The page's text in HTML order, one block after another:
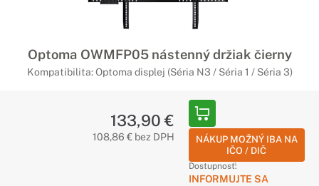
Optoma OWMFP05 nástenný držiak čierny
Kompatibilita: Optoma displej (Séria N3 / Séria 1 / Séria 3)
133,90 €
108,86 € bez DPH
NÁKUP MOŽNÝ IBA NA
IČO / DIČ
Dostupnosť:
INFORMUJTE SA